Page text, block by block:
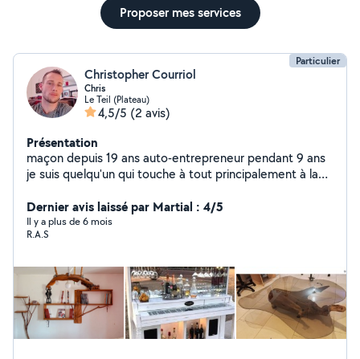
Proposer mes services
Particulier
Christopher Courriol
Chris
Le Teil (Plateau)
4,5/5 (2 avis)
Présentation
maçon depuis 19 ans auto-entrepreneur pendant 9 ans
je suis quelqu'un qui touche à tout principalement à la
des meubles en bois de a à z : table basse / luminaire /
lustre / étagère / salon de jardin en palette tout est
unique et sur mesure (n'hésitez pas à me contacter
électroménager sèche-linge / lave-linge / four (à voir
selon la panne) etc ...
Dernier avis laissé par Martial : 4/5
Il y a plus de 6 mois
R.A.S